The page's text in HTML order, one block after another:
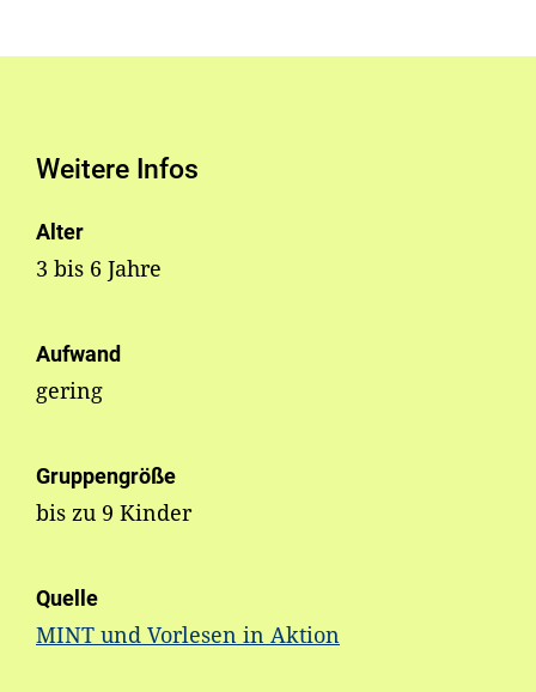
Weitere Infos
Alter
3 bis 6 Jahre
Aufwand
gering
Gruppengröße
bis zu 9 Kinder
Quelle
MINT und Vorlesen in Aktion